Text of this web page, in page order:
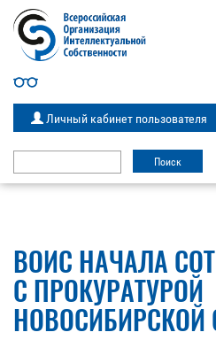
Личный кабинет пользователя
ВОИС НАЧАЛА
С ПРОКУРАТУРОЙ
НОВОСИБИРСКОЙ